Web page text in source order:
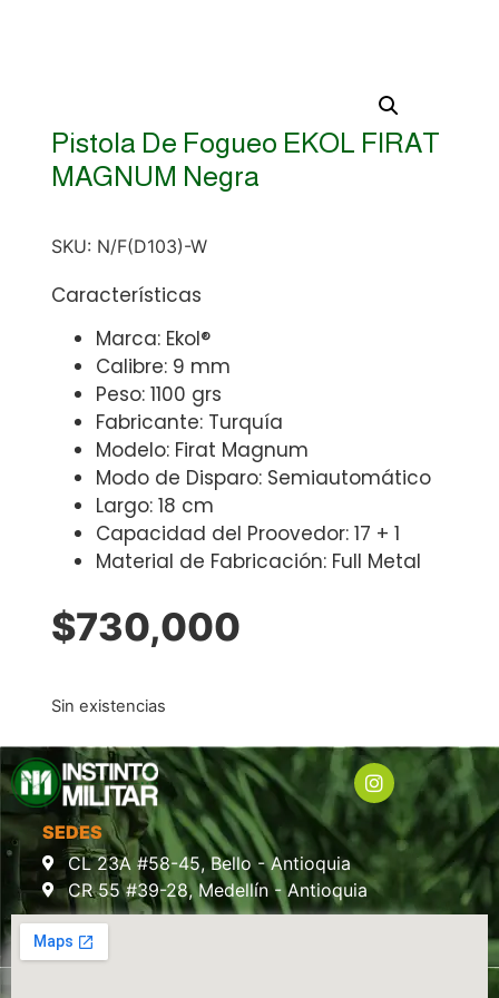
Pistola De Fogueo EKOL FIRAT
MAGNUM Negra
SKU: N/F(D103)-W
Características
Marca: Ekol®
Calibre: 9 mm
Peso: 1100 grs
Fabricante: Turquía
Modelo: Firat Magnum
Modo de Disparo: Semiautomático
Largo: 18 cm
Capacidad del Proovedor: 17 + 1
Material de Fabricación: Full Metal
$730,000
Sin existencias
SEDES
CL 23A #58-45, Bello - Antioquia
CR 55 #39-28, Medellín - Antioquia